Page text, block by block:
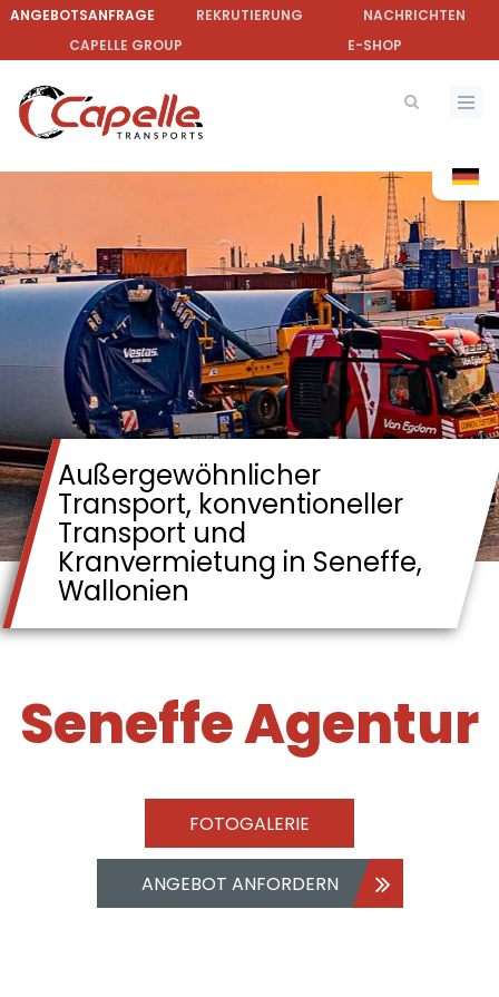
Direkt
Inhalt
ANGEBOTSANFRAGE REKRUTIERUNG
NACHRICHTEN
CAPELLE GROUP
E-SHOP
Außergewöhnlicher
Transport, konventioneller
Transport und
Kranvermietung in Seneffe,
Wallonien
Seneffe Agentur
FOTOGALERIE
ANGEBOT ANFORDERN